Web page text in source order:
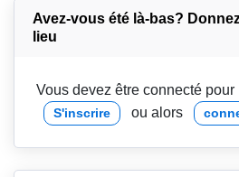
Avez-vous été là-bas?
lieu
Vous devez être connecté
S'inscrire ou alors